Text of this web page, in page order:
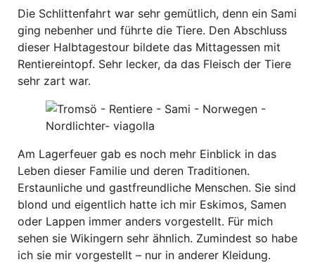
Die Schlittenfahrt war sehr gemütlich, denn ein Sami
ging nebenher und führte die Tiere. Den Abschluss
dieser Halbtagestour bildete das Mittagessen mit
Rentiereintopf. Sehr lecker, da das Fleisch der Tiere
sehr zart war.
Am Lagerfeuer gab es noch mehr Einblick in das
Leben dieser Familie und deren Traditionen.
Erstaunliche und gastfreundliche Menschen. Sie sind
blond und eigentlich hatte ich mir Eskimos, Samen
oder Lappen immer anders vorgestellt. Für mich
sehen sie Wikingern sehr ähnlich. Zumindest so habe
ich sie mir vorgestellt – nur in anderer Kleidung.